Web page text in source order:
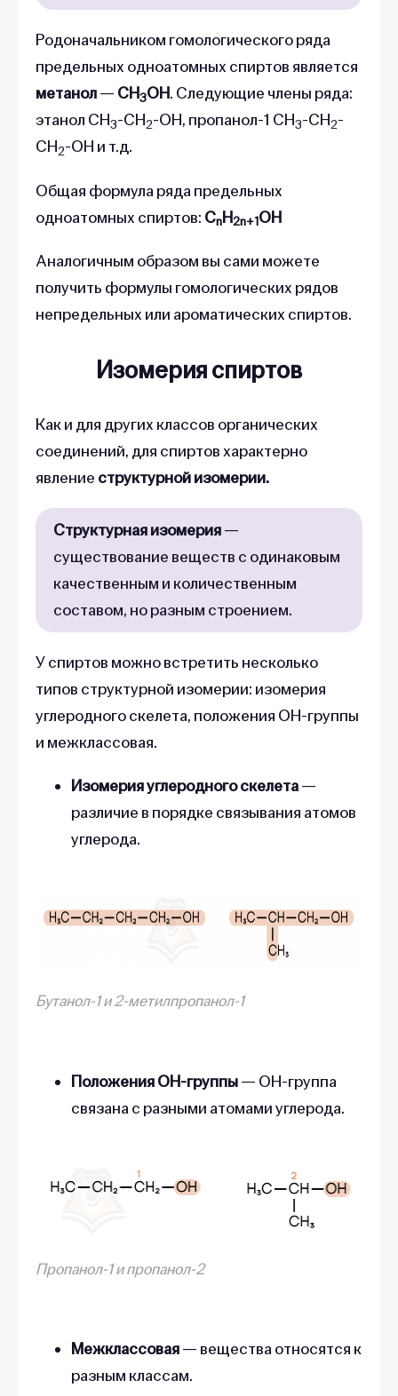
Родоначальником гомологического ряда
предельных одноатомных спиртов является
метанол— CH3OH. Следующие члены ряда:
этанол CH3-CH2-OH, пропанол-1 CH3-CH2-
CH2-OH и т.д.
Общая формула ряда предельных
одноатомных спиртов: CnH2n+1OH
Аналогичным образом вы сами можете
получить формулы гомологических рядов
непредельных или ароматических спиртов.
Изомерия спиртов
Как и для других классов органических
соединений, для спиртов характерно
явление структурной изомерии.
Структурная изомерия—
существование веществ с одинаковым
качественным и количественным
составом, но разным строением.
У спиртов можно встретить несколько
типов структурной изомерии: изомерия
углеродного скелета, положения ОН-группы
и межклассовая.
Изомерия углеродного скелета—
различие в порядке связывания атомов
углерода.
Бутанол-1 и 2-метилпропанол-1
Положения OH-группы— OH-группа
связана с разными атомами углерода.
Пропанол-1 и пропанол-2
Межклассовая— вещества относятся к
разным классам.